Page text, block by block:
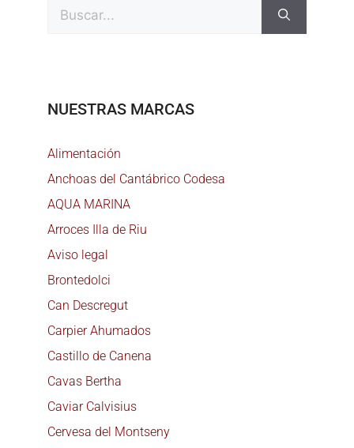
NUESTRAS MARCAS
Alimentación
Anchoas del Cantábrico Codesa
AQUA MARINA
Arroces Illa de Riu
Aviso legal
Brontedolci
Can Descregut
Carpier Ahumados
Castillo de Canena
Cavas Bertha
Caviar Calvisius
Cervesa del Montseny